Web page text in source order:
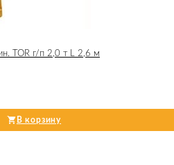
TOR г/п 2,0 т L 2,6 м
В корзину